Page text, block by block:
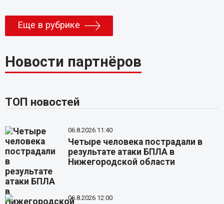
Еще в рубрике
Новости партнёров
ТОП новостей
06.8.2026 11:40
Четыре человека пострадали в
результате атаки БПЛА в
Нижегородской области
06.8.2026 12:00